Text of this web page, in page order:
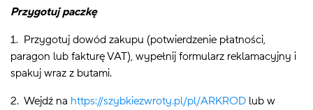
Przygotuj paczkę
1. Przygotuj dowód zakupu (potwierdzenie płatności,
paragon lub fakturę VAT), wypełnij formularz reklamacyjny i
spakuj wraz z butami.
2. Wejdź na https://szybkiezwroty.pl/pl/ARKROD lub w